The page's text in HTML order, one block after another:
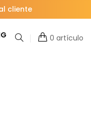
cliente
0 artículo